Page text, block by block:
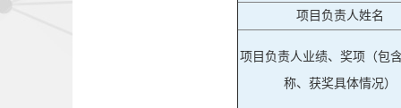
项目负责人姓名
项目负责人业绩、奖项（包
称、获奖具体情况）